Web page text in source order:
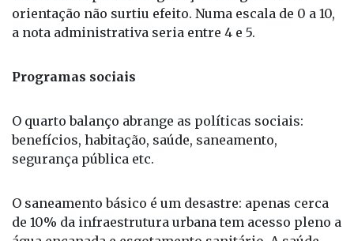
a nota administrativa seria entre 4 e 5.
benefícios, habitação, saúde, saneamento,
segurança pública etc.
de 10% da infraestrutura urbana tem acesso pleno a
água encanada e esgotamento sanitário. A saúde
continua a refletir o desaparelhamento da rede